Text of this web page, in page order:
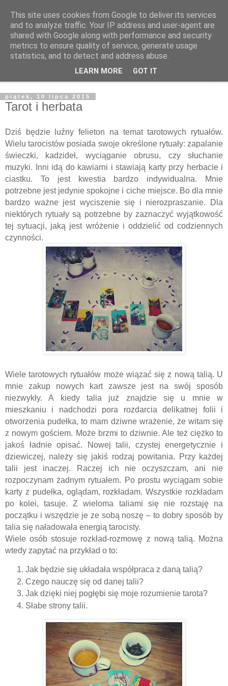
Odcienie Tarota
Tarot. Duchowość. Astrologia. Medytacja.
piątek, 10 lipca 2015
Tarot i herbata
Dziś będzie luźny felieton na temat tarotowych rytuałów.
Wielu tarocistów posiada swoje określone rytuały: zapalanie
świeczki, kadzideł, wyciąganie obrusu, czy słuchanie
muzyki. Inni idą do kawiarni i stawiają karty przy herbacie i
ciastku. To jest kwestia bardzo indywidualna. Mnie
potrzebne jest jedynie spokojne i ciche miejsce. Bo dla mnie
bardzo ważne jest wyciszenie się i nierozpraszanie. Dla
niektórych rytuały są potrzebne by zaznaczyć wyjątkowość
tej sytuacji, jaką jest wróżenie i oddzielić od codziennych
czynności.
Wiele tarotowych rytuałów może wiązać się z nową talią. U
mnie zakup nowych kart zawsze jest na swój sposób
niezwykły. A kiedy talia już znajdzie się u mnie w
mieszkaniu i nadchodzi pora rozdarcia delikatnej folii i
otworzenia pudełka, to mam dziwne wrażenie, że witam się
z nowym gościem. Może brzmi to dziwnie. Ale też ciężko to
jakoś ładnie opisać. Nowej talii, czystej energetycznie i
dziewiczej, należy się jakiś rodzaj powitania. Przy każdej
talii jest inaczej. Raczej ich nie oczyszczam, ani nie
rozpoczynam żadnym rytuałem. Po prostu wyciągam sobie
karty z pudełka, oglądam, rozkładam. Wszystkie rozkładam
po kolei, tasuje. Z wieloma taliami się nie rozstaję na
początku i wszędzie je ze sobą noszę – to dobry sposób by
talia się naładowała energią tarocisty.
Wiele osób stosuje rozkład-rozmowę z nową talią. Można
wtedy zapytać na przykład o to:
Jak będzie się układała współpraca z daną talią?
Czego nauczę się od danej talii?
Jak dzięki niej pogłębi się moje rozumienie tarota?
Słabe strony talii.
This site uses cookies from Google to deliver its services
and to analyze traffic. Your IP address and user-agent are
shared with Google along with performance and security
metrics to ensure quality of service, generate usage
statistics, and to detect and address abuse.
LEARN MORE GOT IT